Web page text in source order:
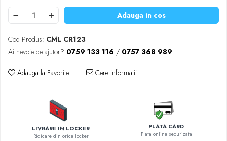
Periferice PC
Accesorii auto
Redresoare
Roboti pornire
Diverse accesorii auto
Incarcator masina electrica
Aparate de spalat cu presiune
Compresoare
Adauga in cos
Cod Produs: CML CR123
Ai nevoie de ajutor? 0759 133 116 / 0757 368 989
Adauga la Favorite Cere informatii
LIVRARE IN LOCKER
Ridicare din orice locker
PLATA CARD
Plata online securizata